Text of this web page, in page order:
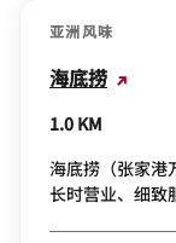
亚洲风味
海底捞
1.0 KM
海底捞（张家港
长时营业、细致